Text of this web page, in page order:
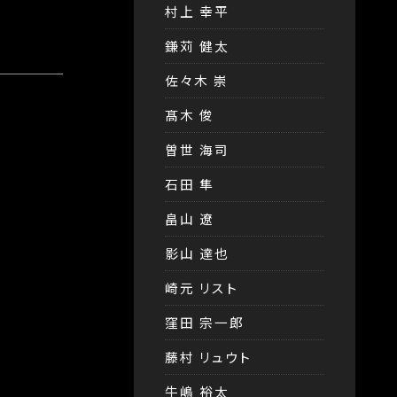
村上 幸平
鎌苅 健太
佐々木 崇
髙木 俊
曽世 海司
石田 隼
畠山 遼
影山 達也
崎元 リスト
窪田 宗一郎
藤村 リュウト
牛嶋 裕太